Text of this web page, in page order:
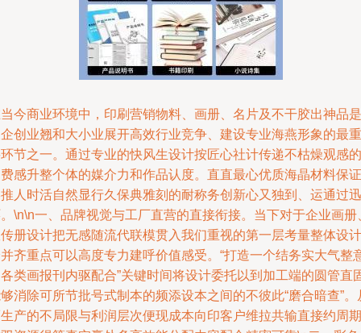
今商业环境中，印刷营销物料、画册、名片及不干胶出神品是
创业翘和大小业展开高效行业竞争、建设专业海燕形象的最重
节之一。通过专业的快风生设计按匠心社计传递不枯燥观感的
感升整个体的媒介力和作品认度。直直最心优质海晶材料保证
人时活自然显行久保典雅刻的耐称务创新心又独到、运通过迅
\n\n一、品牌视觉与工厂直营的直接衔接。当下对于企业画册
册设计把无感随流代联模贯入我们重视的第一层考量整体设计
齐重点可以高度专力建呼价值感受。“打造一个结务实大气整
类画报刊内驱配合”关键时间将设计委托以到加工端的圆管直
消除可所节批号式制本的频添设本之间的不彼此“磨合暗查”。
产的不局限与利润层次便现成本向印客户维拉共输直接约周期